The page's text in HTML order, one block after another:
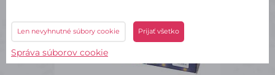
Len nevyhnutné súbory cookie Prijať všetko
Správa súborov cookie